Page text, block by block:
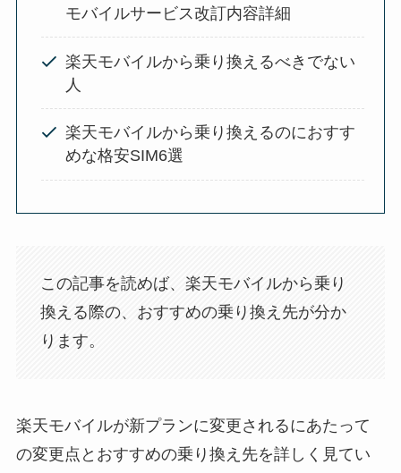
モバイルサービス改訂内容詳細
楽天モバイルから乗り換えるべきでない
人
楽天モバイルから乗り換えるのにおすす
めな格安SIM6選
この記事を読めば、楽天モバイルから乗り
換える際の、おすすめの乗り換え先が分か
ります。
楽天モバイルが新プランに変更されるにあたって
の変更点とおすすめの乗り換え先を詳しく見てい